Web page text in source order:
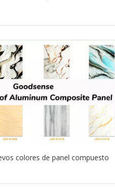
colores de panel compuesto